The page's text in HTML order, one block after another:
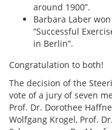
around 1900”.
Barbara Laber
“Successful
in Berlin”.
Congratulation to both!
The decision of the
vote of a jury of seven
Prof. Dr. Dorothee
Wolfgang Krogel, Prof.